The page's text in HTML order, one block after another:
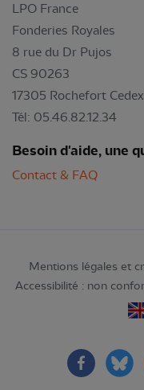
LPO France
Fonderies Royales
8 rue du Dr Pujos
CS 90263
17305 Rochefort Cedex
Tél: 05.46.82.12.34
Besoin d'aide, une
Contact & FAQ
Mentions légales et
Accessibilité : non